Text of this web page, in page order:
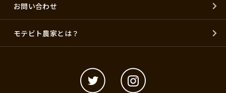
お問い合わせ
モテビト農家とは？